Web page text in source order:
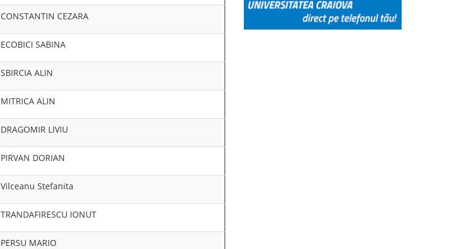
Aur – Campionatul Național pe Echipe (senioare): Andra Anghel – Alexia
Bronz – Campionatul Național pe Echipe (seniori): Lucas Tamaș – Alexandru
Prin aceste rezultate – două titluri naționale și o medalie de bronz – CSU Craiova
CONSTANTIN CEZARA
ECOBICI SABINA
SBIRCIA ALIN
MITRICA ALIN
DRAGOMIR LIVIU
PIRVAN DORIAN
Vilceanu Stefanita
TRANDAFIRESCU IONUT
PERSU MARIO